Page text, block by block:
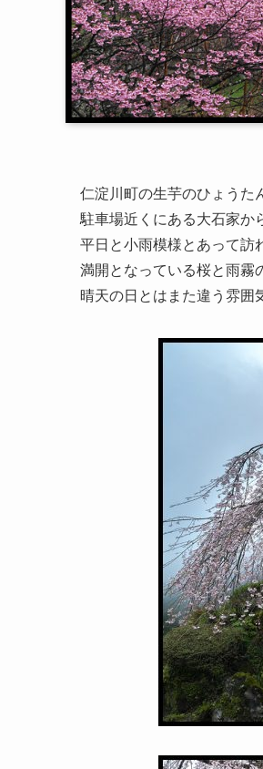
仁淀川町の生芋のひょうた
駐車場近くにある大石家か
平日と小雨模様とあって訪
満開となっている桜と雨霧
晴天の日とはまた違う雰囲